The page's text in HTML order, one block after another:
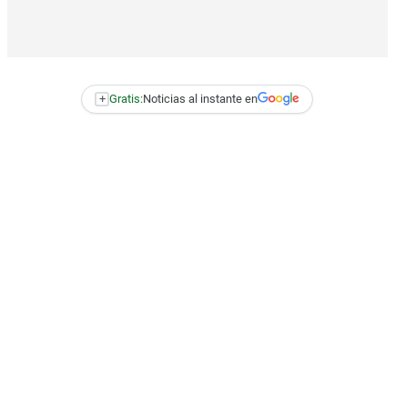
+ Gratis:Noticias al instante en